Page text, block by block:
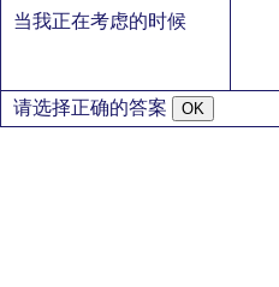
当我正在考虑的时候
请选择正确的答案